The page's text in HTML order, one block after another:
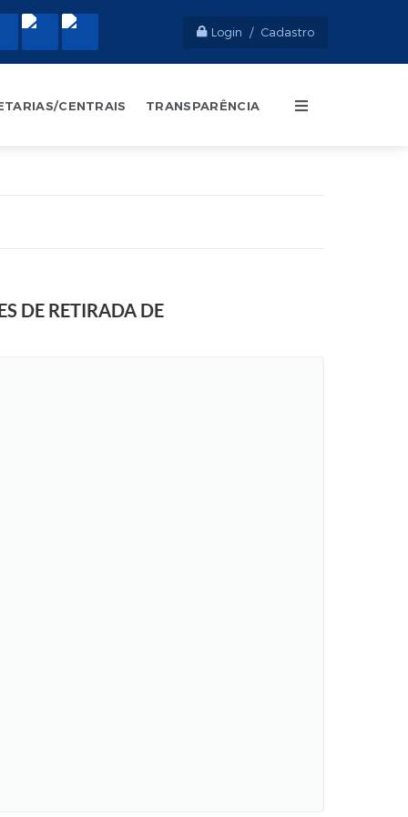
Login / Cadastro
CENTRAIS TRANSPARÊNCIA
DE RETIRADA DE